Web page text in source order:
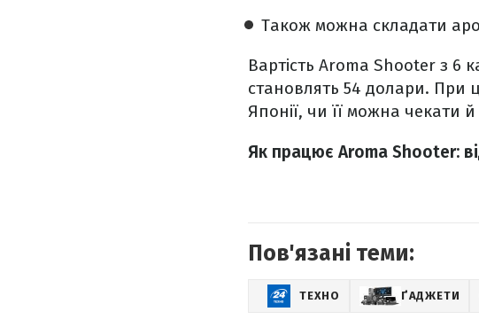
Також можна складати
Вартість Aroma Shooter з 6
становлять 54 долари. При
Японії, чи її можна чекати й
Як працює Aroma Shooter:
Пов'язані теми:
ТЕХНО ҐАДЖЕТИ